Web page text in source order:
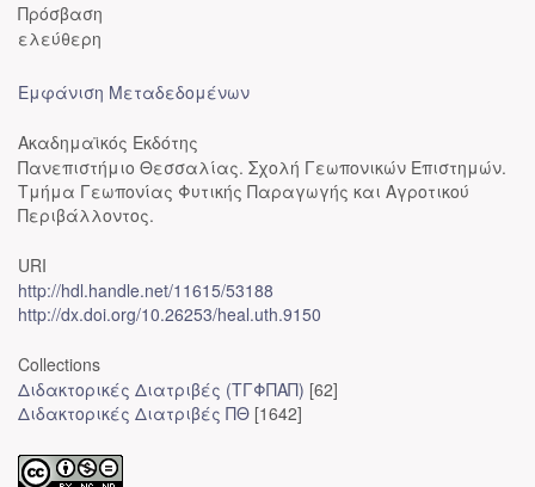
Πρόσβαση
ελεύθερη
Εμφάνιση Μεταδεδομένων
Ακαδημαϊκός Εκδότης
Πανεπιστήμιο Θεσσαλίας. Σχολή Γεωπονικών Επιστημών.
Τμήμα Γεωπονίας Φυτικής Παραγωγής και Αγροτικού
Περιβάλλοντος.
URI
http://hdl.handle.net/11615/53188
http://dx.doi.org/10.26253/heal.uth.9150
Collections
Διδακτορικές Διατριβές (ΤΓΦΠΑΠ) [62]
Διδακτορικές Διατριβές ΠΘ [1642]